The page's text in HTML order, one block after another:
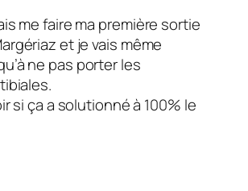
me faire ma première sortie
et je vais même
ne pas porter les
si ça a solutionné à 100% le